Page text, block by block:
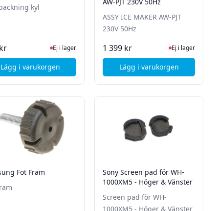
för senaste status
kyl
Ej i lager, besök produktsidan för senaste status
Ej i lager
Lägg i varukorgen, Samsung Dörrpackning kyl
ASSY ICE MAKER AW-PJT
230V 50Hz
1 399 kr Ej i lager, besök
Ej i lager
Lägg i varukorgen, Samsung ASSY ICE
Fot Fram
Sony Screen pad för WH-
1000XM5 - Höger & Vänster
Screen pad för WH-
1000XM5 - Höger & Vänster